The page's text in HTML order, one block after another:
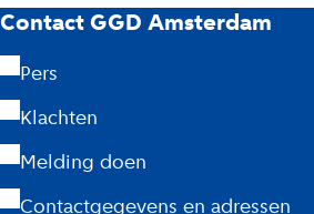
G
G
D
A
Contact GGD Amsterdam
Pers
Klachten
Melding doen
Contactgegevens en adressen